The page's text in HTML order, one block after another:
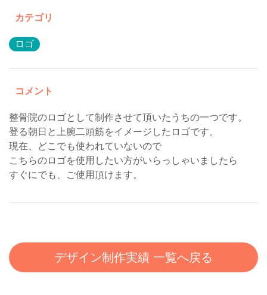
カテゴリ
ロゴ
コメント
整骨院のロゴとして制作させて頂いたうちの一つです。
登る朝日と上腕二頭筋をイメージしたロゴです。
現在、どこでも使われていないので
こちらのロゴを使用したい方がいらっしゃいましたら
すぐにでも、ご使用頂けます。
デザイン制作実績 一覧へ戻る